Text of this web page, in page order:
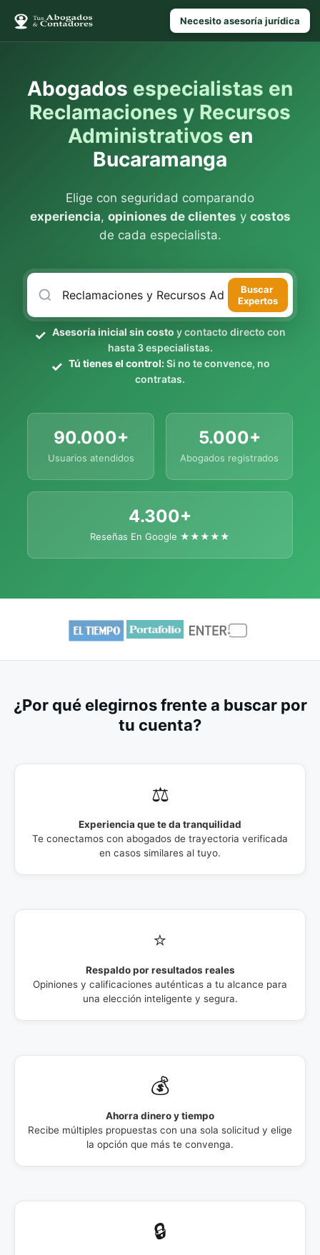
Necesito asesoría jurídica
Abogados especialistas en
Reclamaciones y Recursos
Administrativos en
Bucaramanga
Elige con seguridad comparando
experiencia, opiniones de clientes y costos
de cada especialista.
Buscar
Expertos
Asesoría inicial sin costo y contacto directo con
hasta 3 especialistas.
Tú tienes el control:Si no te convence, no
contratas.
90.000+
Usuarios atendidos
5.000+
Abogados registrados
4.300+
Reseñas En Google ★★★★★
¿Por qué elegirnos frente a buscar por
tu cuenta?
⚖️
Experiencia que te da tranquilidad
Te conectamos con abogados de trayectoria verificada
en casos similares al tuyo.
⭐
Respaldo por resultados reales
Opiniones y calificaciones auténticas a tu alcance para
una elección inteligente y segura.
💰
Ahorra dinero y tiempo
Recibe múltiples propuestas con una sola solicitud y elige
la opción que más te convenga.
🔒